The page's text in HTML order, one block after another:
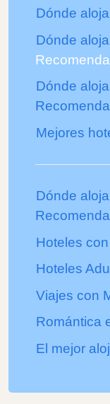
Dónde
Dónde
Dónde
Mejores
Dónde
Hoteles
Hoteles
Viajes con
Romántica
El mejor